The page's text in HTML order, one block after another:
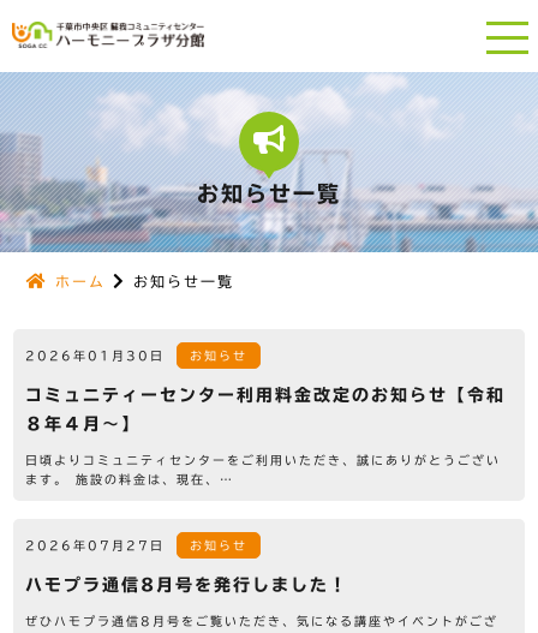
お知らせ一覧
ホーム お知らせ一覧
2026年01月30日 お知らせ
コミュニティーセンター利用料金改定のお知らせ【令和
８年４月～】
日頃よりコミュニティセンターをご利用いただき、誠にありがとうござい
ます。 施設の料金は、現在、…
2026年07月27日 お知らせ
ハモプラ通信8月号を発行しました！
ぜひハモプラ通信8月号をご覧いただき、気になる講座やイベントがござ